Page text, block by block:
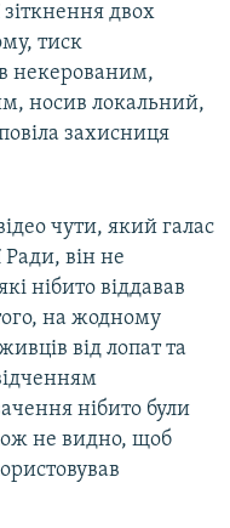
зіткнення двох
тиск
некерованим,
носив локальний,
захисниця
чути, який галас
Ради, він не
нібито віддавав
на жодному
від лопат та
нібито були
не видно, щоб